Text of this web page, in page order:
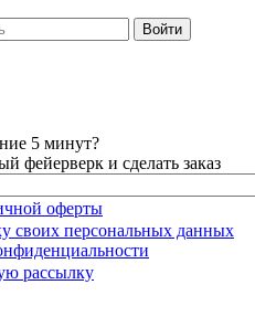
5 минут?
и сделать заказ
оферты
своих персональных данных
рассылку